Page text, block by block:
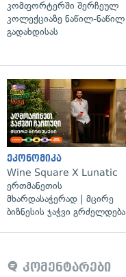
კომფორტერში შერჩეულ
კოლექციაზე ნაწილ-ნაწილ
გადახდისას
ეკონომიკა
Wine Square X Lunatic
ერთმანეთის
მხარდასაჭერად | მცირე
ბიზნესის ჯაჭვი გრძელდება
კომენტარები